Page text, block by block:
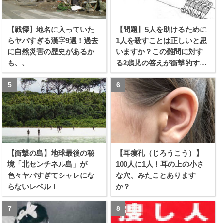
【戦慄】地名に入っていた
らヤバすぎる漢字9選！過去
に自然災害の歴史があるか
も、、
【問題】5人を助けるために
1人を殺すことは正しいと思
いますか？この難問に対す
る2歳児の答えが衝撃的すぎ
る！！
【衝撃の島】地球最後の秘
境「北センチネル島」が
色々ヤバすぎてシャレにな
らないレベル！
【耳瘻孔（じろうこう）】
100人に1人！耳の上の小さ
な穴、みたことあります
か？